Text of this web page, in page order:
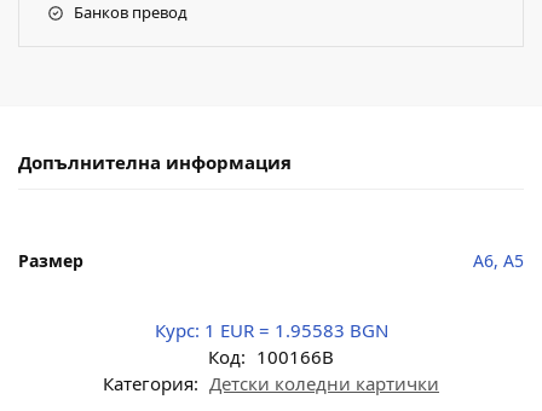
Банков превод
Допълнителна информация
Размер A6, A5
Курс: 1 EUR = 1.95583 BGN
Код: 100166B
Категория: Детски коледни картички